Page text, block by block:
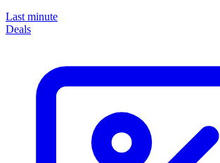
Last minute
Deals